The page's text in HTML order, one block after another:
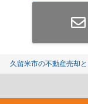
久留米市の不動産売却